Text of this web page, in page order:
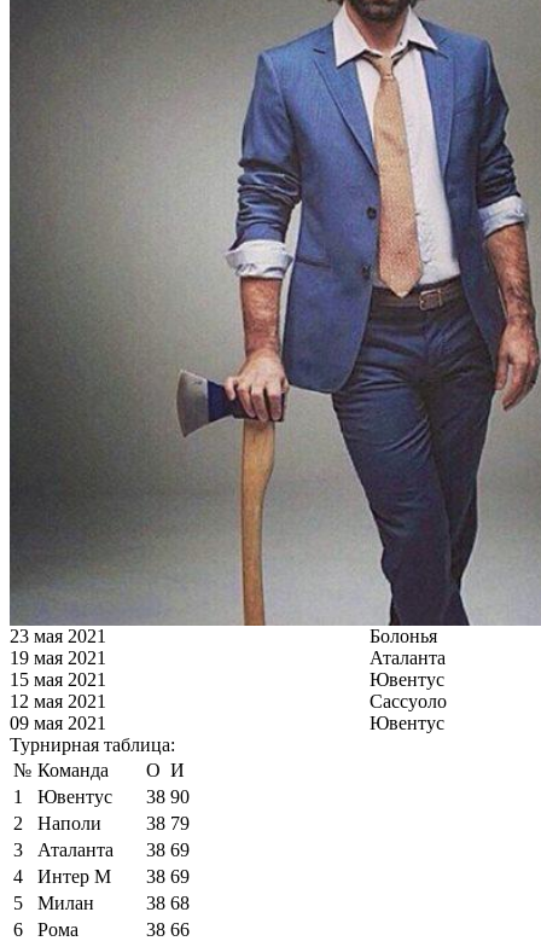
23 мая 2021
Болонья
19 мая 2021
Аталанта
15 мая 2021
Ювентус
12 мая 2021
Сассуоло
09 мая 2021
Ювентус
Турнирная таблица:
№ Команда О И
1
Ювентус 38 90
2
Наполи 38 79
3
Аталанта 38 69
4
Интер М 38 69
5
Милан 38 68
6
Рома 38 66